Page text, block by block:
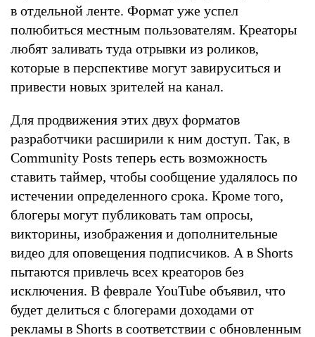
в отдельной ленте. Формат уже успел
полюбиться местным пользователям. Креаторы
любят заливать туда отрывки из роликов,
которые в перспективе могут завируситься и
привести новых зрителей на канал.
Для продвижения этих двух форматов
разработчики расширили к ним доступ. Так, в
Community Posts теперь есть возможность
ставить таймер, чтобы сообщение удалялось по
истечении определенного срока. Кроме того,
блогеры могут публиковать там опросы,
викторины, изображения и дополнительные
видео для оповещения подписчиков. А в Shorts
пытаются привлечь всех креаторов без
исключения. В феврале YouTube объявил, что
будет делиться с блогерами доходами от
рекламы в Shorts в соответствии с обновленным